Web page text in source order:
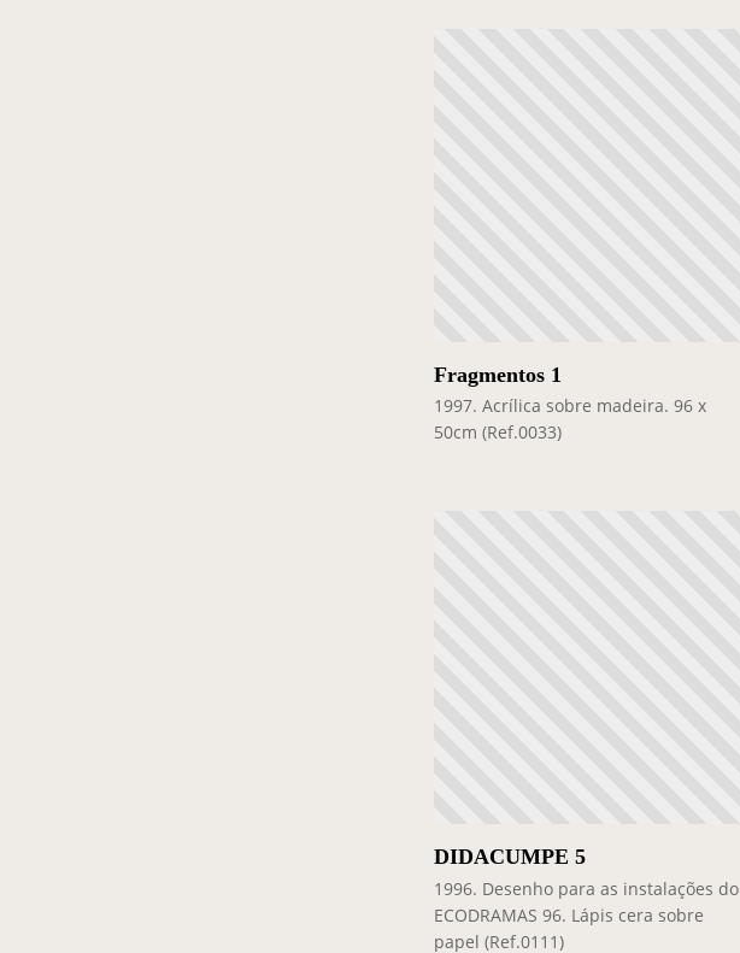
Fragmentos 1
1997. Acrílica sobre madeira. 96 x
50cm (Ref.0033)
DIDACUMPE 5
1996. Desenho para as instalações do
ECODRAMAS 96. Lápis cera sobre
papel (Ref.0111)